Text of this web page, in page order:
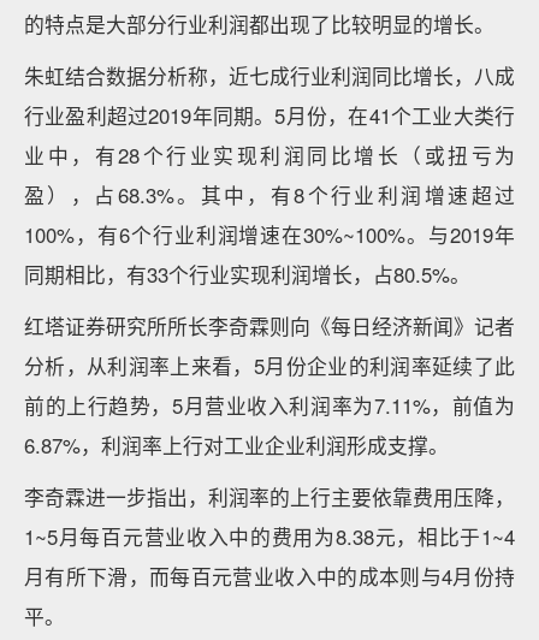
的特点是大部分行业利润都出现了比较明显的增长。
朱虹结合数据分析称，近七成行业利润同比增长，八成
行业盈利超过2019年同期。5月份，在41个工业大类行
业中，有28个行业实现利润同比增长（或扭亏为
盈），占68.3%。其中，有8个行业利润增速超过
100%，有6个行业利润增速在30%~100%。与2019年
同期相比，有33个行业实现利润增长，占80.5%。
红塔证券研究所所长李奇霖则向《每日经济新闻》记者
分析，从利润率上来看，5月份企业的利润率延续了此
前的上行趋势，5月营业收入利润率为7.11%，前值为
6.87%，利润率上行对工业企业利润形成支撑。
李奇霖进一步指出，利润率的上行主要依靠费用压降，
1~5月每百元营业收入中的费用为8.38元，相比于1~4
月有所下滑，而每百元营业收入中的成本则与4月份持
平。